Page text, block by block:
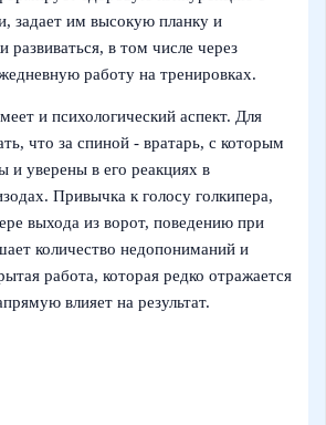
задает им высокую планку и
развиваться, в том числе через
работу на тренировках.
и психологический аспект. Для
что за спиной - вратарь, с которым
и уверены в его реакциях в
Привычка к голосу голкипера,
выхода из ворот, поведению при
количество недопониманий и
работа, которая редко отражается
влияет на результат.